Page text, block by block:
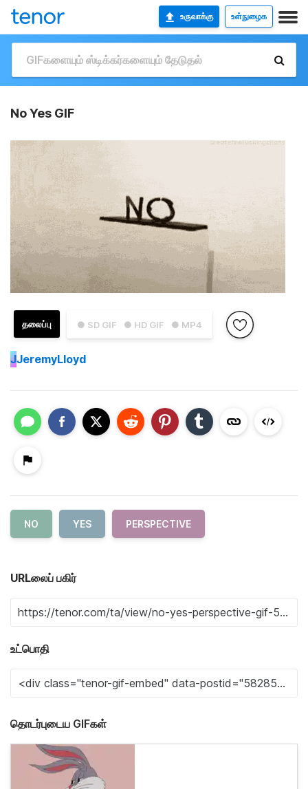
உருவாக்கு உள்நுழைக
No Yes GIF
● SD GIF ● HD GIF ● MP4
தலைப்பு
JJeremyLloyd
NO YES PERSPECTIVE
URLலைப் பகிர்
உட்பொதி
தொடர்புடைய GIFகள்